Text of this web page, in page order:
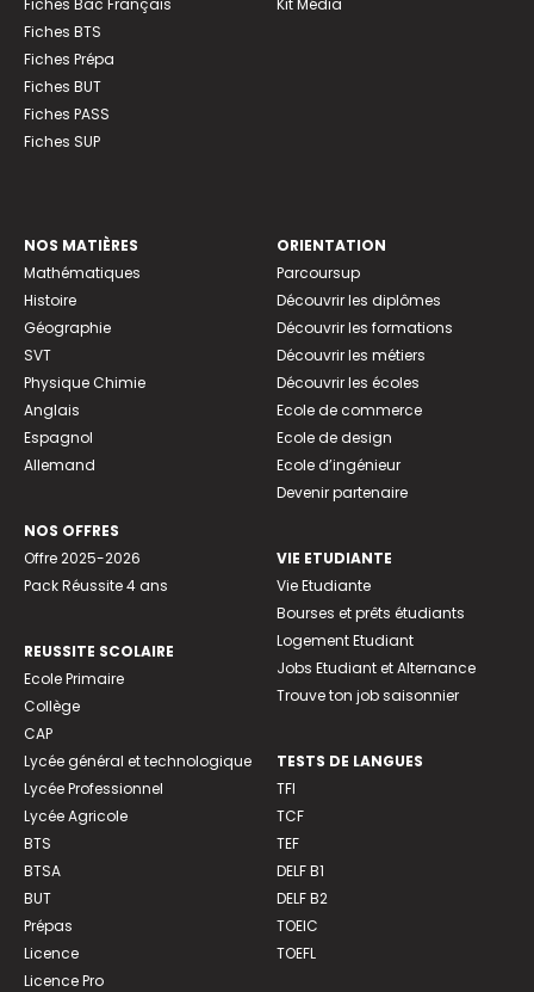
Fiches Bac Français
Fiches BTS
Fiches Prépa
Fiches BUT
Fiches PASS
Fiches SUP
Kit Média
NOS MATIÈRES
Mathématiques
Histoire
Géographie
SVT
Physique Chimie
Anglais
Espagnol
Allemand
NOS OFFRES
Offre 2025-2026
Pack Réussite 4 ans
REUSSITE SCOLAIRE
Ecole Primaire
Collège
CAP
Lycée général et technologique
Lycée Professionnel
Lycée Agricole
BTS
BTSA
BUT
Prépas
Licence
Licence Pro
ORIENTATION
Parcoursup
Découvrir les diplômes
Découvrir les formations
Découvrir les métiers
Découvrir les écoles
Ecole de commerce
Ecole de design
Ecole d’ingénieur
Devenir partenaire
VIE ETUDIANTE
Vie Etudiante
Bourses et prêts étudiants
Logement Etudiant
Jobs Etudiant et Alternance
Trouve ton job saisonnier
TESTS DE LANGUES
TFI
TCF
TEF
DELF B1
DELF B2
TOEIC
TOEFL